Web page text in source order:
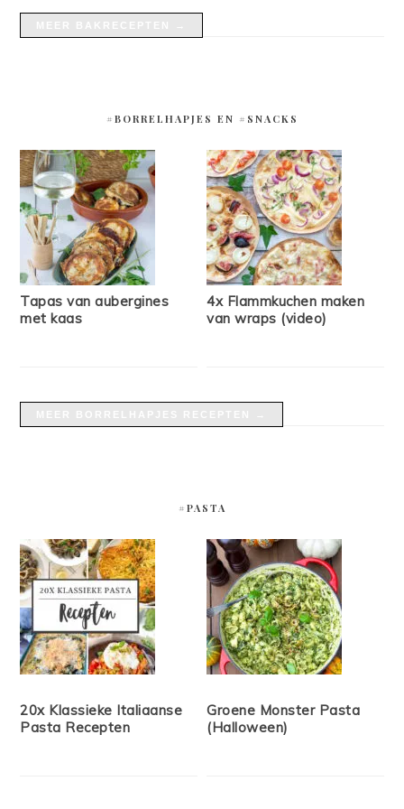
#BORRELHAPJES EN #SNACKS
Tapas van aubergines
met kaas
4x Flammkuchen maken
van wraps (video)
#PASTA
20x Klassieke Italiaanse
Pasta Recepten
Groene Monster Pasta
(Halloween)